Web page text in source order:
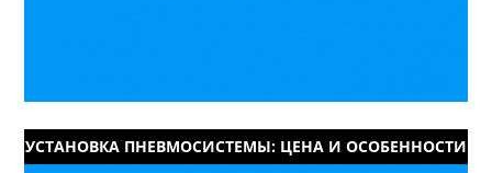
УСТАНОВКА ПНЕВМОСИСТЕМЫ: ЦЕНА И ОСОБЕННОСТИ